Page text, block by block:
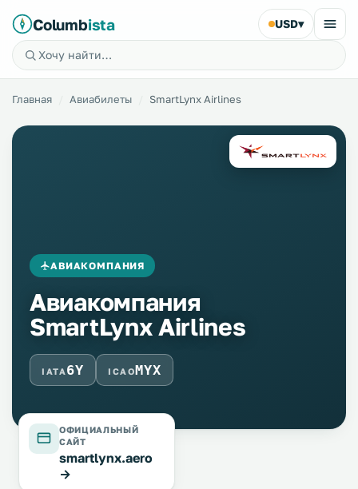
Columbista USD▾
Главная Авиабилеты SmartLynx Airlines
АВИАКОМПАНИЯ
Авиакомпания
SmartLynx Airlines
IATA 6Y ICAOMYX
ОФИЦИАЛЬНЫЙ
САЙТ
smartlynx.aero
→